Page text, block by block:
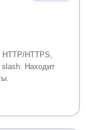
HTTPS,
Находит